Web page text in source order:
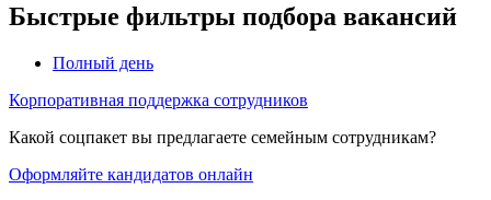
Быстрые фильтры подбора вакансий
Полный день
Корпоративная поддержка сотрудников
Какой соцпакет вы предлагаете семейным сотрудникам?
Оформляйте кандидатов онлайн